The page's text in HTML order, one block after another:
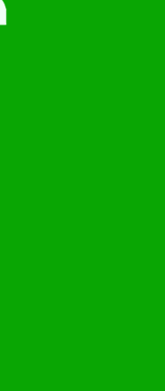
Alto Vale do
o evento
de
noite de
para o setor. O